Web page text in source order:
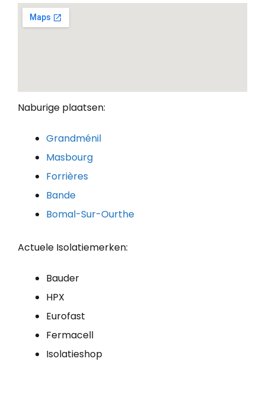
Naburige plaatsen:
Grandménil
Masbourg
Forrières
Bande
Bomal-Sur-Ourthe
Actuele Isolatiemerken:
Bauder
HPX
Eurofast
Fermacell
Isolatieshop